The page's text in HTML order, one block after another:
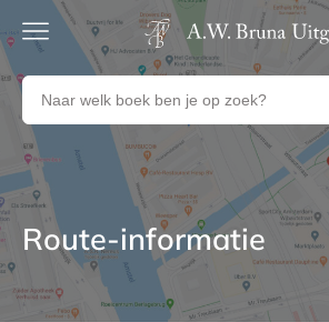
Gratis
verzending
Voor
23:00
besteld,
volgende
werkdag
in huis
Veilig
betalen
Gratis
retourneren
Zoeken
naar
boeken,
auteurs
en
uitgevers
Contactinformatie
Route-informatie